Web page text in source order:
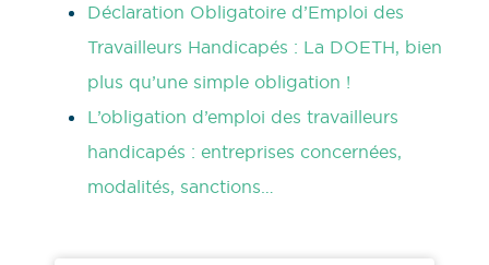
Déclaration Obligatoire d’Emploi des
Travailleurs Handicapés : La DOETH, bien
plus qu’une simple obligation !
L’obligation d’emploi des travailleurs
handicapés : entreprises concernées,
modalités, sanctions…